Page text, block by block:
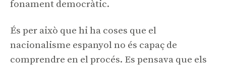
fonament democràtic.
És per això que hi ha coses que el
nacionalisme espanyol no és capaç de
comprendre en el procés. Es pensava que els